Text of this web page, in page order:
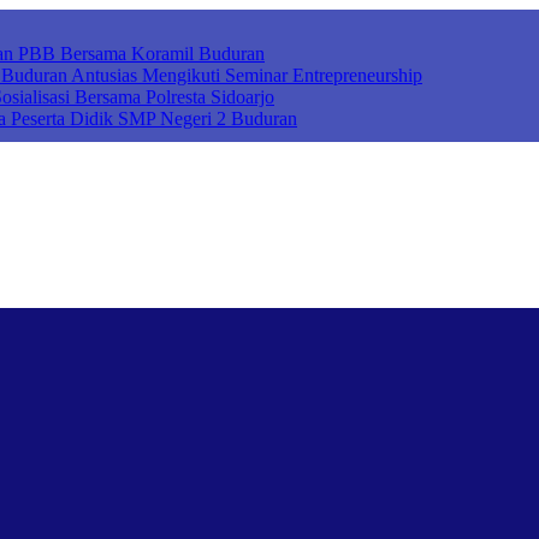
PBB Bersama Koramil Buduran
Antusias Mengikuti Seminar Entrepreneurship
Bersama Polresta Sidoarjo
Peserta Didik SMP Negeri 2 Buduran